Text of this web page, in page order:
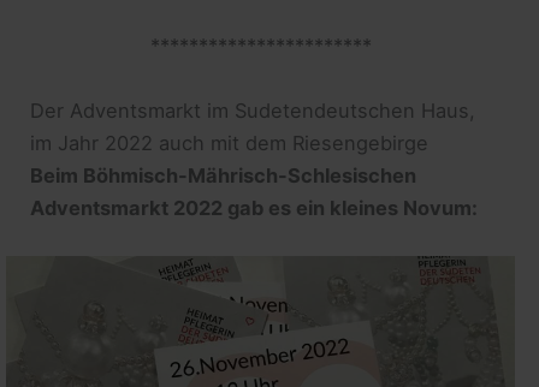
***********************
Der Adventsmarkt im Sudetendeutschen Haus,
im Jahr 2022 auch mit dem Riesengebirge
Beim Böhmisch-Mährisch-Schlesischen
Adventsmarkt 2022 gab es ein kleines Novum: